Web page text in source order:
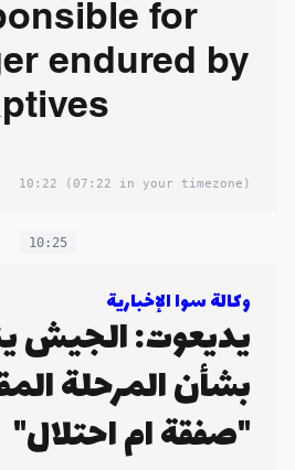
for
endured by
10:22 (07:22 in your timezone)
10:25
وكالة سوا الإخبارية
يديعوت: الجيش
بشأن المرحلة
"صفقة ام احتلال"